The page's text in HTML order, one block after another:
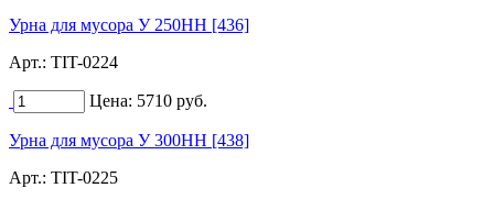
Урна для мусора У 250НН [436]
Арт.: TIT-0224
Цена: 5710 руб.
Урна для мусора У 300НН [438]
Арт.: TIT-0225